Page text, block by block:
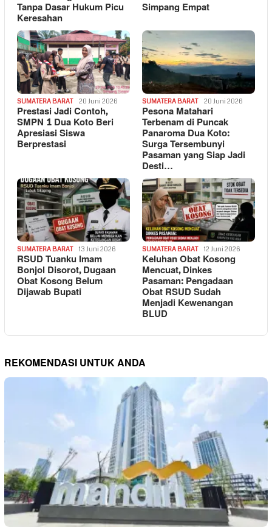
Tanpa Dasar Hukum Picu
Keresahan
Simpang Empat
SUMATERA BARAT 20 Juni 2026
Prestasi Jadi Contoh,
SMPN 1 Dua Koto Beri
Apresiasi Siswa
Berprestasi
SUMATERA BARAT 20 Juni 2026
Pesona Matahari
Terbenam di Puncak
Panaroma Dua Koto:
Surga Tersembunyi
Pasaman yang Siap Jadi
Desti…
SUMATERA BARAT 13 Juni 2026
RSUD Tuanku Imam
Bonjol Disorot, Dugaan
Obat Kosong Belum
Dijawab Bupati
SUMATERA BARAT 12 Juni 2026
Keluhan Obat Kosong
Mencuat, Dinkes
Pasaman: Pengadaan
Obat RSUD Sudah
Menjadi Kewenangan
BLUD
REKOMENDASI UNTUK ANDA